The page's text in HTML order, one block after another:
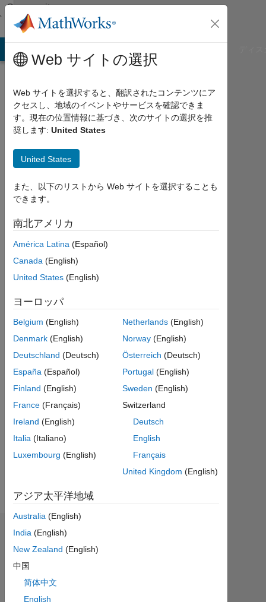
コンテンツへスキップ
Community
Profile
Renato
Agurto
Last
11ヶ
月 前
2015
か
ら
ィ
ブ
Following:
メ
ダッシュボード
統
計
Web サイトの選択
Web サイトを選択すると、翻訳されたコンテンツにア
クセスし、地域のイベントやサービスを確認できま
す。現在の位置情報に基づき、次のサイトの選択を推
奨します: United States
United States
また、以下のリストから Web サイトを選択することも
できます。
南北アメリカ
América Latina (Español)
Canada (English)
United States (English)
ヨーロッパ
Belgium (English)
Denmark (English)
Deutschland (Deutsch)
España (Español)
Finland (English)
France (Français)
Ireland (English)
Italia (Italiano)
Luxembourg (English)
Netherlands (English)
Norway (English)
Österreich (Deutsch)
Portugal (English)
Sweden (English)
Switzerland
Deutsch
English
Français
United Kingdom (English)
アジア太平洋地域
Australia (English)
India (English)
New Zealand (English)
中国
简体中文
English